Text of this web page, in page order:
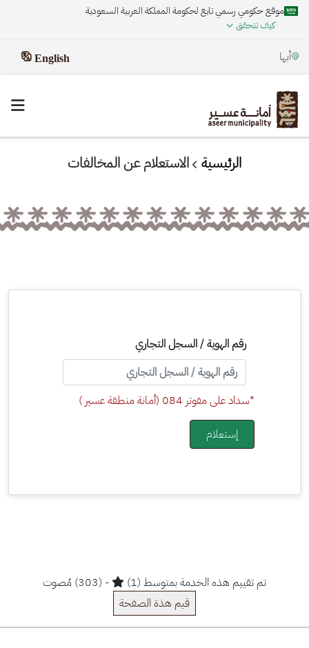
موقع حكومي رسمي تابع لحكومة المملكة العربية السعودية
كيف تتحقق
أبها English
الرئيسية الاستعلام عن المخالفات
رقم الهوية / السجل التجاري
*سداد على مفوتر 084 (أمانة منطقة عسير )
إستعلام
تم تقييم هذه الخدمة بمتوسط (1)
- (303) مُصوت
قيم هذة الصفحة